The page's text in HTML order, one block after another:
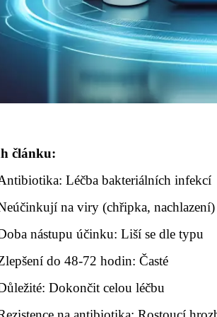
článku:
Léčba bakteriálních infekcí
na viry (chřipka, nachlazení)
nástupu účinku: Liší se dle typu
do 48-72 hodin: Časté
Dokončit celou léčbu